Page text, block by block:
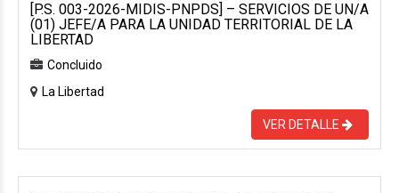
[P.S. 003-2026-MIDIS-PNPDS] – SERVICIOS DE UN/A
(01) JEFE/A PARA LA UNIDAD TERRITORIAL DE LA
LIBERTAD
Concluido
La Libertad
VER DETALLE